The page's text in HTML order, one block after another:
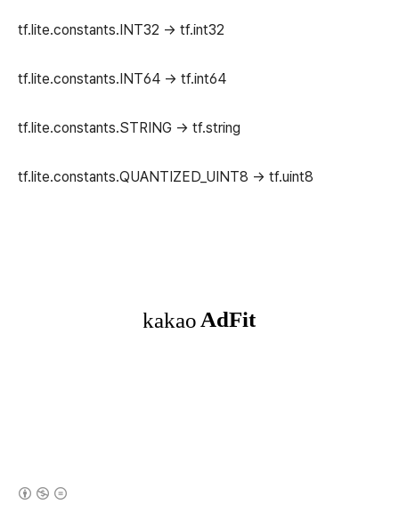
tf.lite.constants.INT32 -> tf.int32
tf.lite.constants.INT64 -> tf.int64
tf.lite.constants.STRING -> tf.string
tf.lite.constants.QUANTIZED_UINT8 -> tf.uint8